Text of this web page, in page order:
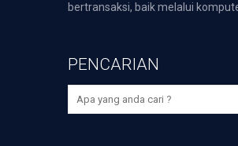
bertransaksi, baik melalui
PENCARIAN